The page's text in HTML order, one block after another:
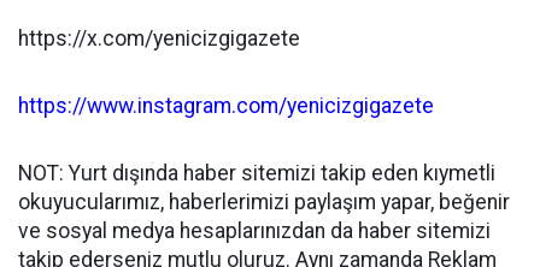
https://x.com/yenicizgigazete
https://www.instagram.com/yenicizgigazete
NOT: Yurt dışında haber sitemizi takip eden kıymetli
okuyucularımız, haberlerimizi paylaşım yapar, beğenir
ve sosyal medya hesaplarınızdan da haber sitemizi
takip ederseniz mutlu oluruz. Aynı zamanda Reklam